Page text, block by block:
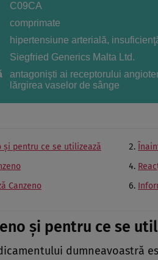
C09CA
comprimate
hipertensiune arterială,
Siegfried Generics Malta Ltd.
antagonişti ai receptorului
lărgirea vaselor de sânge
şi pentru ce se utilizează
Canzeno
şi pentru ce se
dumneavoastră